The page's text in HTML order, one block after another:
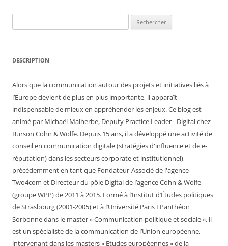
DESCRIPTION
Alors que la communication autour des projets et initiatives liés à
l’Europe devient de plus en plus importante, il apparaît
indispensable de mieux en appréhender les enjeux. Ce blog est
animé par Michaël Malherbe, Deputy Practice Leader - Digital chez
Burson Cohn & Wolfe. Depuis 15 ans, il a développé une activité de
conseil en communication digitale (stratégies d'influence et de e-
réputation) dans les secteurs corporate et institutionnel),
précédemment en tant que Fondateur-Associé de l'agence
Two4com et Directeur du pôle Digital de l’agence Cohn & Wolfe
(groupe WPP) de 2011 à 2015. Formé à l’Institut d’Études politiques
de Strasbourg (2001-2005) et à l’Université Paris I Panthéon
Sorbonne dans le master « Communication politique et sociale », il
est un spécialiste de la communication de l’Union européenne,
intervenant dans les masters « Etudes européennes » de la